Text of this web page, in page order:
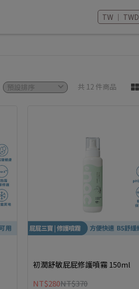
TW ｜ TWD
共 12 件商品
初潤舒敏屁屁修護噴霧 150ml
NT$280NT$370